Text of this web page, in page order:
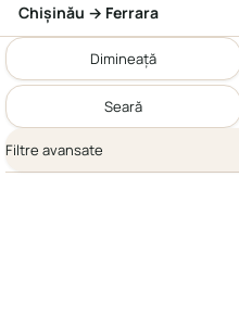
Chișinău → Ferrara
Dimineață
Seară
Filtre avansate